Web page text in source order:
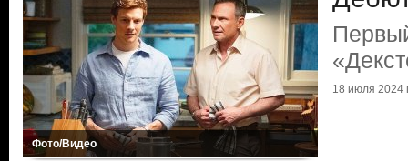
Фото/Видео
18 июля 2024